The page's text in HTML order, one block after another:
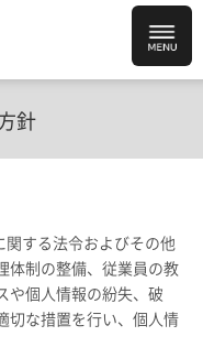
針
関する法令およびその他
体制の整備、従業員の教
や個人情報の紛失、破
切な措置を行い、個人情